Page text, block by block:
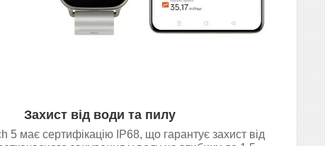
Захист від води та пилу
5 має сертифікацію IP68, що гарантує захист від